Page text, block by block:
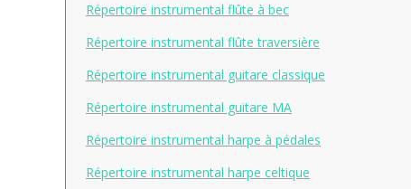
Répertoire instrumental flûte à bec
Répertoire instrumental flûte traversière
Répertoire instrumental guitare classique
Répertoire instrumental guitare MA
Répertoire instrumental harpe à pédales
Répertoire instrumental harpe celtique